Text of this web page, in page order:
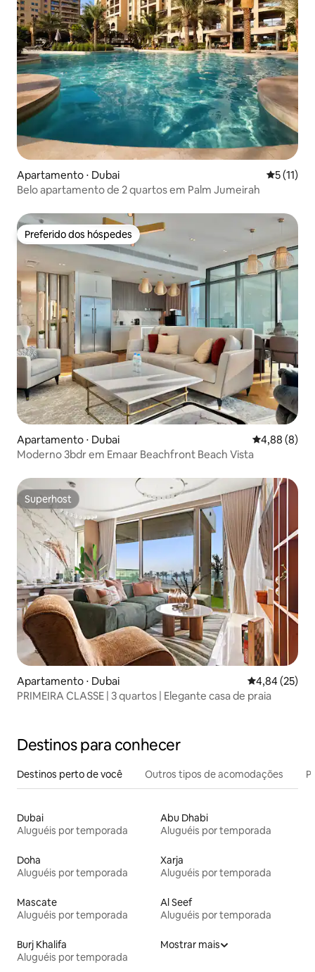
Apartamento ⋅ Dubai 5 de uma
5 (11)
Belo apartamento de 2 quartos em Palm Jumeirah
Preferido dos hóspedes
Preferido dos hóspedes
Apartamento ⋅ Dubai 4,88 de uma
4,88 (8)
Moderno 3bdr em Emaar Beachfront Beach Vista
Superhost
Superhost
Apartamento ⋅ Dubai 4,84 de uma
4,84 (25)
PRIMEIRA CLASSE | 3 quartos | Elegante casa de praia
Destinos para conhecer
Destinos perto de você Outros tipos de acomodações
Dubai
Aluguéis por temporada
Abu Dhabi
Aluguéis por temporada
Doha
Aluguéis por temporada
Xarja
Aluguéis por temporada
Mascate
Aluguéis por temporada
Al Seef
Aluguéis por temporada
Burj Khalifa
Aluguéis por temporada
Mostrar mais